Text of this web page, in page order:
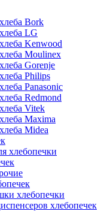
Bork
LG
Kenwood
Moulinex
Gorenje
Philips
Panasonic
Redmond
Vitek
Maxima
Midea
хлебопечки
хлебопечки
хлебопечек